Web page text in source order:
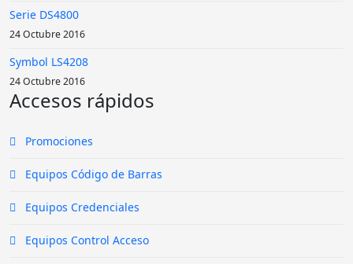
Serie DS4800
24 Octubre 2016
Symbol LS4208
24 Octubre 2016
Accesos rápidos
Promociones
Equipos Código de Barras
Equipos Credenciales
Equipos Control Acceso